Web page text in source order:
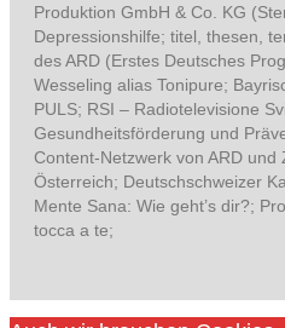
Produktion GmbH & Co. KG
Depressionshilfe; titel, thesen,
des ARD (Erstes Deutsches
Wesseling alias Tonipure;
PULS; RSI – Radiotelevisione
Gesundheitsförderung und
Content-Netzwerk von ARD und
Österreich; Deutschschweizer
Mente Sana: Wie geht’s dir?;
tocca a te;